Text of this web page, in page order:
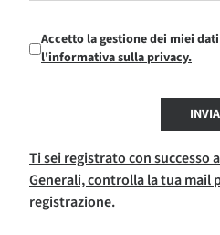
Accetto la gestione dei miei
l'informativa sulla privacy.
INVIA
Ti sei registrato con successo
Generali, controlla la tua mail
registrazione.